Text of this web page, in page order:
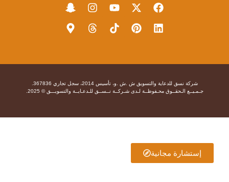
شركة نسق للدعاية والتسويق ش .ش .و، تأسيس 2014، سجل تجاري 367836.
جـمـيــع الـحقــوق محـفوظــة لـدى شـركــة نــســق للـدعـايــة والتسويـــق © 2025.
إستشارة مجانية